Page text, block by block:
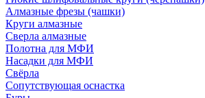
Алмазные фрезы (чашки)
Круги алмазные
Сверла алмазные
Полотна для МФИ
Насадки для МФИ
Свёрла
Сопутствующая оснастка